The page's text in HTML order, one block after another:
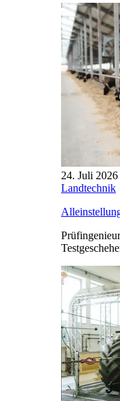
24. Juli 2026
Landtechnik